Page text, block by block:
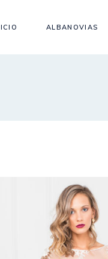
ALBANOVIAS